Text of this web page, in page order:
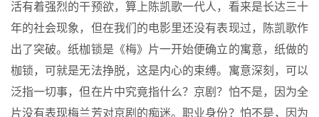
活有着强烈的干预欲，算上陈凯歌一代人，看来是长达三十
年的社会现象，但在我们的电影里还没有表现过，陈凯歌作
出了突破。纸枷锁是《梅》片一开始便确立的寓意，纸做的
枷锁，可就是无法挣脱，这是内心的束缚。寓意深刻，可以
泛指一切事，但在片中究竟指什么？京剧？怕不是，因为全
片没有表现梅兰芳对京剧的痴迷。职业身份？怕不是，因为